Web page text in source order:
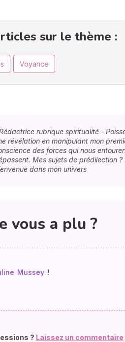
sur le thème :
Voyance
rubrique spiritualité -
révélation en manipulant mon
des forces qui nous
Mes sujets de prédilection
dans mon univers
vous a plu ?
Mussey !
? Laissez un commentaire